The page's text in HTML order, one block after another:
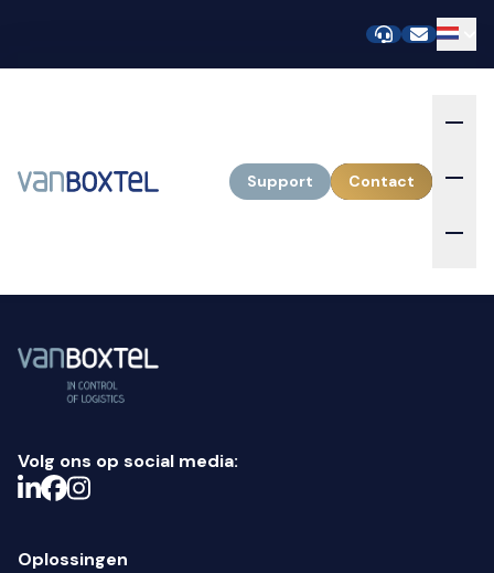
Support Contact
Volg ons op social media:
Oplossingen